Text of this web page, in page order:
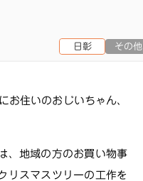
日彰 その他
お住いのおじいちゃん、
、地域の方のお買い物事
リスマスツリーの工作を